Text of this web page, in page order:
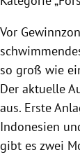
Vor
so groß wie
Der aktuelle
aus. Erste
Indonesien
gibt es zwei